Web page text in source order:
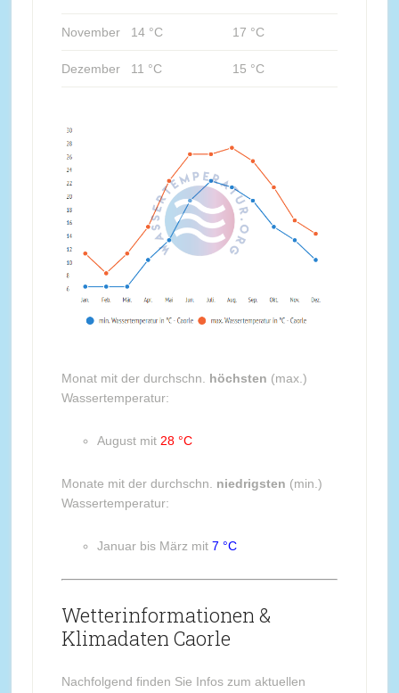
November 14 °C 17 °C
Dezember 11 °C 15 °C
Monat mit der durchschn. höchsten (max.)
Wassertemperatur:
August mit 28 °C
Monate mit der durchschn. niedrigsten (min.)
Wassertemperatur:
Januar bis März mit 7 °C
Wetterinformationen &
Klimadaten Caorle
Nachfolgend finden Sie Infos zum aktuellen